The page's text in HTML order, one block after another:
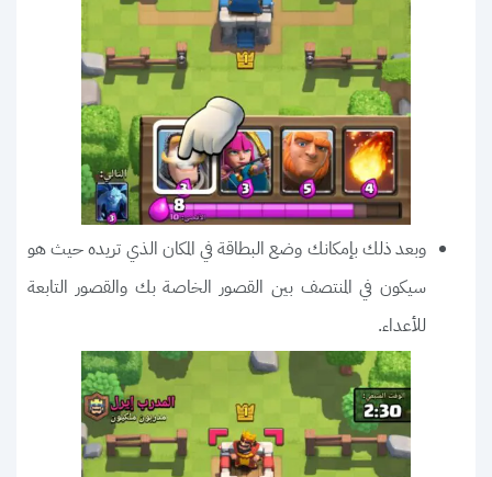
وبعد ذلك بإمكانك وضع البطاقة في المكان الذي تريده حيث هو
سيكون في المنتصف بين القصور الخاصة بك والقصور التابعة
للأعداء.